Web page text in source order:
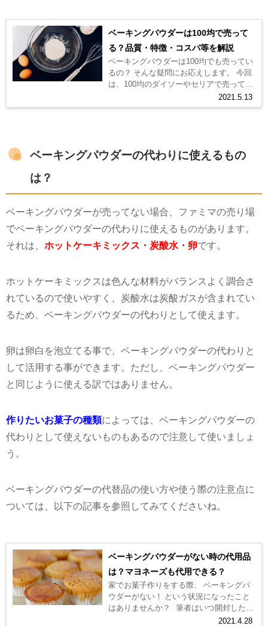
ベーキングパウダーは100均で売って
る？品質・特徴・コスパ等を解説
2021.5.13
ベーキングパウダーは100均でも売ってい
るの？ そんな疑問にお応えします。 今回
は、100均のダイソーやセリアで売ってい
るベーキングパウダーについて、詳しく
ご紹介していきます。 通...
ベーキングパウダーの代わりに使えるもの
は？
ベーキングパウダーが売ってない場合、ファミマの売り場
でベーキングパウダーの代わりに使えるものがあります。
それは、 ホットケーキミックス・炭酸水・卵です。
ホットケーキミックスは色んな材料がバランスよく調合さ
れているので使いやすく、炭酸水は炭酸ガスが含まれてい
るため、ベーキングパウダーの代わりとして使えます。
卵は卵白を泡立てる事で、ベーキングパウダーの代わりと
して活用する事ができます。ただし、ベーキングパウダー
と同じように使える訳ではありません。
作りたいお菓子の種類によっては、ベーキングパウダーの
代わりとして使えないものもあるので注意して使いましょ
う。
ベーキングパウダーの代替品の使い方や使う際の注意点に
ついては、以下の記事を参照してみてくださいね。
ベーキングパウダーがない時の代用品
は？マヨネーズも代用できる？
2021.4.28
家でお菓子作りをする際、 ベーキングパ
ウダーがない！ という状況になったこと
はありませんか？ 筆者はいつ開封したの
かわからないような使いかけのベーキン